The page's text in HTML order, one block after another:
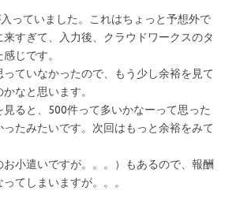
っていました。これはちょっと予想外で
来すぎて、入力後、クラウドワークスのタ
じです。
ていなかったので、もう少し余裕を見て
なと思います。
ると、500件って多いかなーって思った
たみたいです。次回はもっと余裕をみて
小遣いですが。。。）もあるので、報酬
てしまいますが。。。